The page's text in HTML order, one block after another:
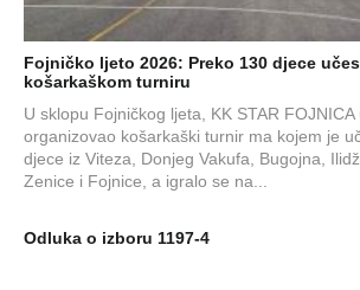
Fojničko ljeto 2026: Preko 130 djece
košarkaškom turniru
U sklopu Fojničkog ljeta, KK STAR FOJNICA
organizovao košarkaški turnir ma kojem je
djece iz Viteza, Donjeg Vakufa, Bugojna,
Zenice i Fojnice, a igralo se na...
Odluka o izboru 1197-4